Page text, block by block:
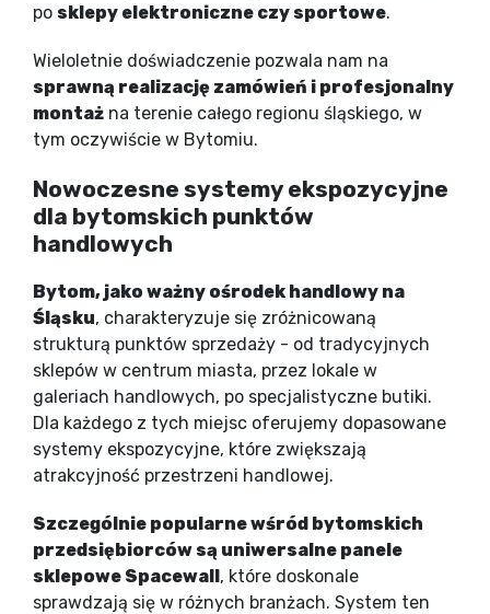
po sklepy elektroniczne czy sportowe.
Wieloletnie doświadczenie pozwala nam na
sprawną realizację zamówień i profesjonalny
montaż na terenie całego regionu śląskiego, w
tym oczywiście w Bytomiu.
Nowoczesne systemy ekspozycyjne
dla bytomskich punktów
handlowych
Bytom, jako ważny ośrodek handlowy na
Śląsku, charakteryzuje się zróżnicowaną
strukturą punktów sprzedaży - od tradycyjnych
sklepów w centrum miasta, przez lokale w
galeriach handlowych, po specjalistyczne butiki.
Dla każdego z tych miejsc oferujemy dopasowane
systemy ekspozycyjne, które zwiększają
atrakcyjność przestrzeni handlowej.
Szczególnie popularne wśród bytomskich
przedsiębiorców są uniwersalne panele
sklepowe Spacewall, które doskonale
sprawdzają się w różnych branżach. System ten